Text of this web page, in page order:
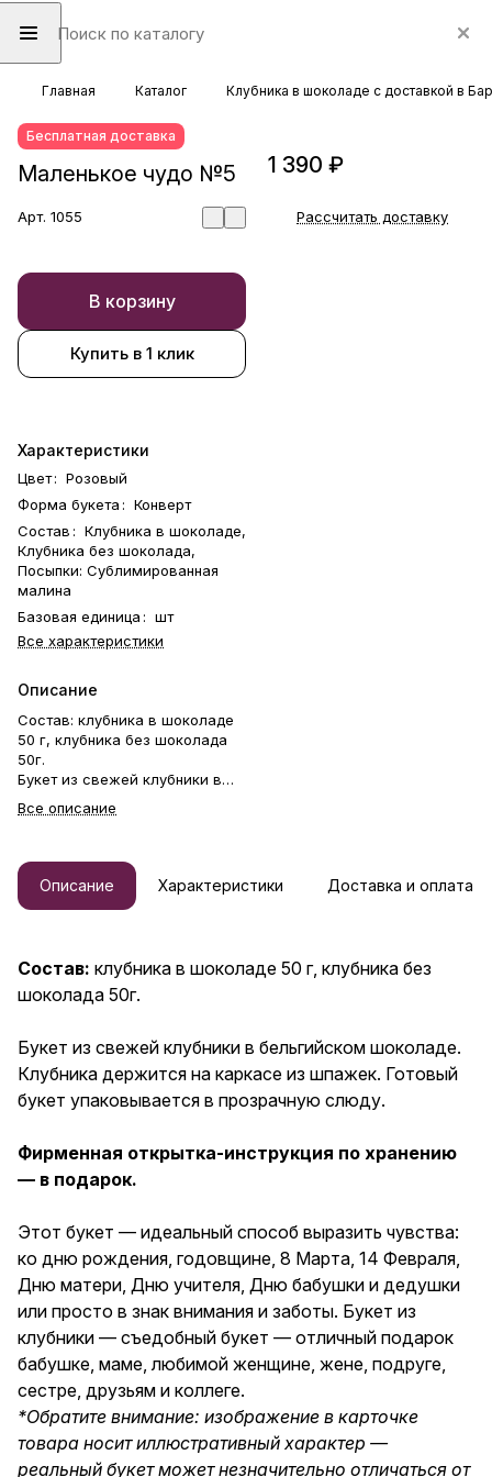
Главная Каталог Клубника в шоколаде с доставкой в
Бесплатная доставка
Маленькое чудо №5
Арт. 1055
В корзину
Купить в 1 клик
Характеристики
Цвет: Розовый
Форма букета : Конверт
Состав : Клубника в шоколаде,
Клубника без шоколада,
Посыпки: Сублимированная
малина
Базовая единица : шт
Все характеристики
Описание
Состав: клубника в шоколаде
50 г, клубника без шоколада
50г.
Букет из свежей клубники в
Клубника держится на каркасе
упаковывается в прозрачную
слюду. Фирменная открытка-
инструкция по хранению — в
годовщине, 8 Марта, 14
Февраля, Дню матери, Дню
дедушки или просто в знак
внимания и заботы. Букет из
клубники — съедобный букет
— отличный подарок бабушке,
маме, любимой женщине,
друзьям и коллеге.
Все описание
1 390 ₽
Рассчитать доставку
Описание Характеристики Доставка и оплата
Состав: клубника в шоколаде 50 г, клубника без
шоколада 50г.
Букет из свежей клубники в бельгийском шоколаде.
Клубника держится на каркасе из шпажек. Готовый
букет упаковывается в прозрачную слюду.
Фирменная открытка-инструкция по хранению
— в подарок.
Этот букет — идеальный способ выразить чувства:
ко дню рождения, годовщине, 8 Марта, 14 Февраля,
Дню матери, Дню учителя, Дню бабушки и дедушки
или просто в знак внимания и заботы. Букет из
клубники — съедобный букет — отличный подарок
бабушке, маме, любимой женщине, жене, подруге,
сестре, друзьям и коллеге.
*Обратите внимание: изображение в карточке
товара носит иллюстративный характер —
реальный букет может незначительно отличаться от